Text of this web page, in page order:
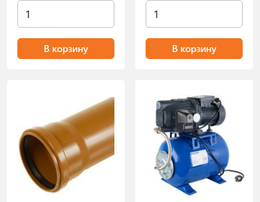
В корзину В корзину